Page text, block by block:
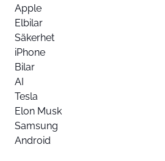
Apple
Elbilar
Säkerhet
iPhone
Bilar
AI
Tesla
Elon Musk
Samsung
Android